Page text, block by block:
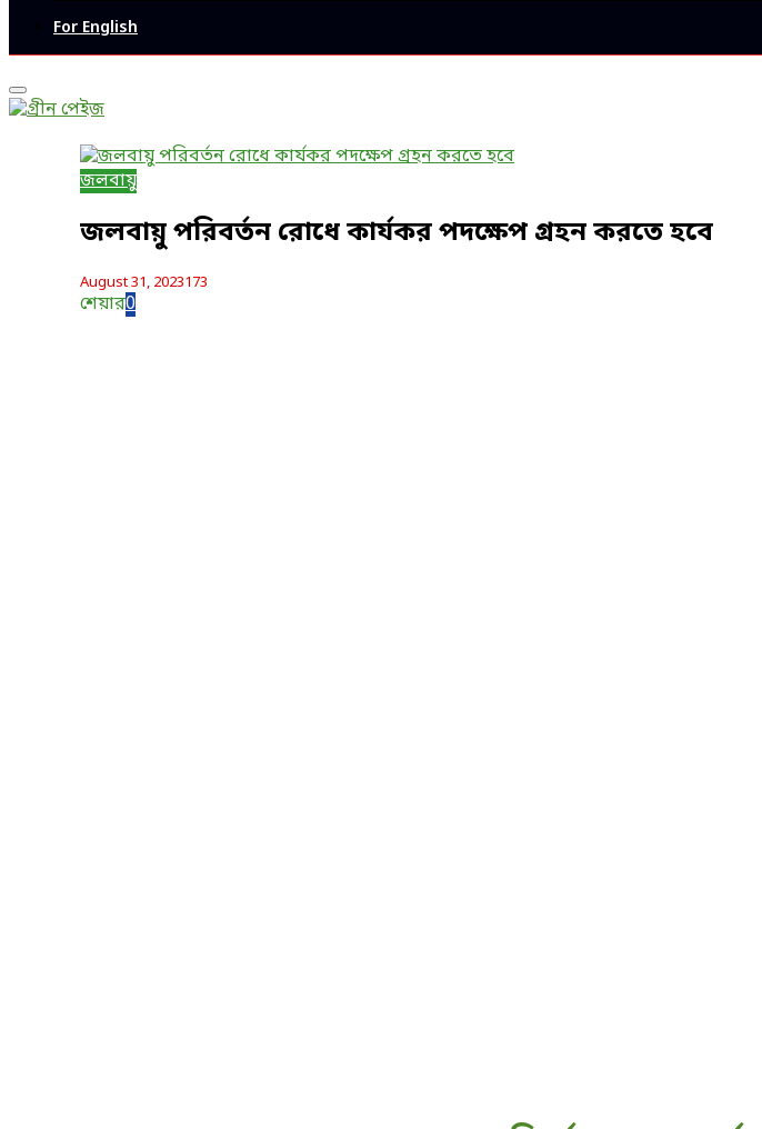
For English
Primary
Menu
জলবায়ু
জলবায়ু পরিবর্তন রোধে কার্যকর পদক্ষেপ গ্রহন করতে হবে
August 31, 2023173
শেয়ার0